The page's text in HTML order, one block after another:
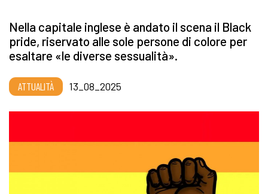
Nella capitale inglese è andato il scena il Black
pride, riservato alle sole persone di colore per
esaltare «le diverse sessualità».
ATTUALITÀ 13_08_2025